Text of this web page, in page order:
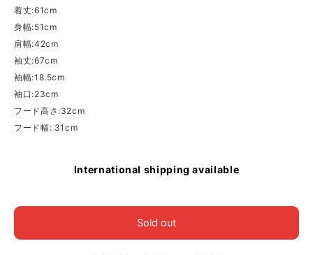
着丈:61cm
身幅:51cm
肩幅:42cm
袖丈:67cm
袖幅:18.5cm
袖口:23cm
フード高さ:32cm
フード幅: 31cm
International shipping available
Sold out